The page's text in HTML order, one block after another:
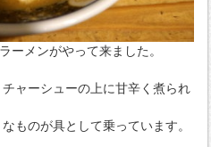
ーメンがやって来ました。
ャーシューの上に甘辛く煮られ
ものが具として乗っています。